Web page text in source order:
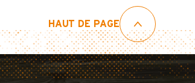
HAUT DE PAGE